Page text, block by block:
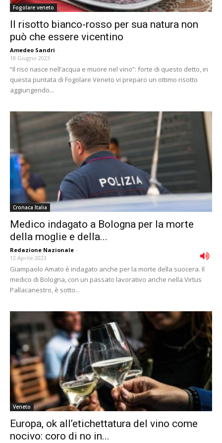
Fogolare veneto
Il risotto bianco-rosso per sua natura non
può che essere vicentino
Amedeo Sandri -
18 Giugno 2023
“Il riso nasce nell’acqua e muore nel vino”: forte di questo detto, in
questa puntata di Fogolare Veneto vi preparo un ottimo risotto
aggiungendo...
Cronaca Italia
Medico indagato a Bologna per la morte
della moglie e della...
Redazione Nazionale -
12 Aprile 2023
Giampaolo Amato è indagato anche per la morte della suocera. Il
medico di Bologna, con un passato lavorativo anche nella Virtus
Pallacanestro, è sotto...
Veneto
Europa, ok all’etichettatura del vino come
nocivo: coro di no in...